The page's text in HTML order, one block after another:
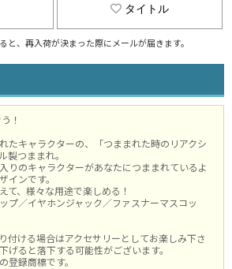
タイトル
、再入荷が決まった際にメールが届きます。
！
たキャラクターの、「つままれた時のリアクシ
製つままれ。
りのキャラクターがあなたにつままれているよ
インです。
て、様々な用途で楽しめる！
プ／イヤホンジャック／ファスナーマスコッ
付ける場合はアクセサリーとしてお楽しみ下さ
げると落下する可能性がございます。
録商標です。